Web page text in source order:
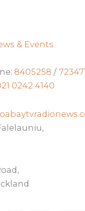
& Events
8405258 /
0242 4140